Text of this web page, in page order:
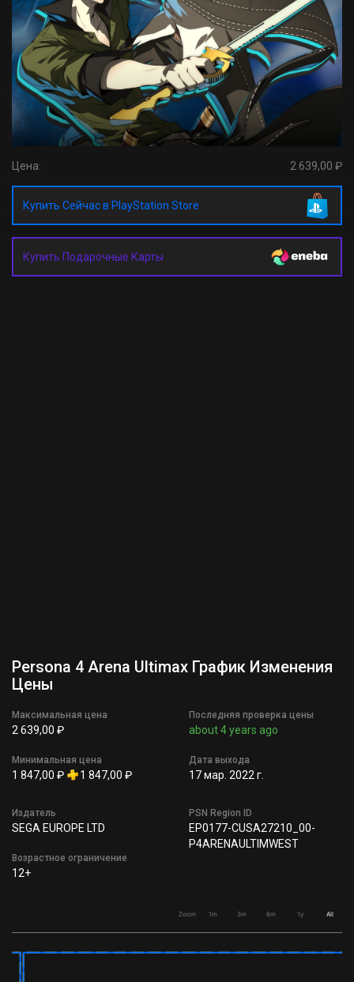
Цена: 2 639,00 ₽
Купить Сейчас в PlayStation Store
Купить Подарочные Карты
Persona 4 Arena Ultimax График Изменения
Цены
Максимальная цена
2 639,00 ₽
Минимальная цена
1 847,00 ₽ 1 847,00 ₽
Последняя проверка цены
about 4 years ago
Дата выхода
17 мар. 2022 г.
Издатель
SEGA EUROPE LTD
Возрастное ограничение
12+
PSN Region ID
EP0177-CUSA27210_00-
P4ARENAULTIMWEST
Zoom 1m 3m 6m 1y All